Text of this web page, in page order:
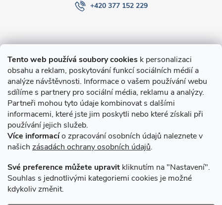
Tento web používá soubory cookies k personalizaci
obsahu a reklam, poskytování funkcí sociálních médií a
analýze návštěvnosti. Informace o vašem používání webu
sdílíme s partnery pro sociální média, reklamu a analýzy.
Partneři mohou tyto údaje kombinovat s dalšími
informacemi, které jste jim poskytli nebo které získali při
používání jejich služeb.
Více informacío zpracování osobních údajů naleznete v
našich zásadách ochrany osobních údajů.
Své preference můžete upravit kliknutím na "Nastavení".
Souhlas s jednotlivými kategoriemi cookies je možné
kdykoliv změnit.
O nákupu
Novinky v programu Alusic
Archiv
+420 377 152 229
Způsoby dopravy